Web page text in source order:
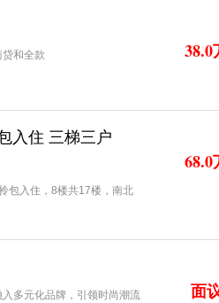
和全款 38.0
入住 三梯三户
包入住，8楼共17楼，南北
园路小学（距离350米左
68.0
多元化品牌，引领时尚潮流
面